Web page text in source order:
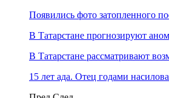
Появились фото затопленного
В Татарстане прогнозируют
В Татарстане рассматривают
15 лет ада. Отец годами